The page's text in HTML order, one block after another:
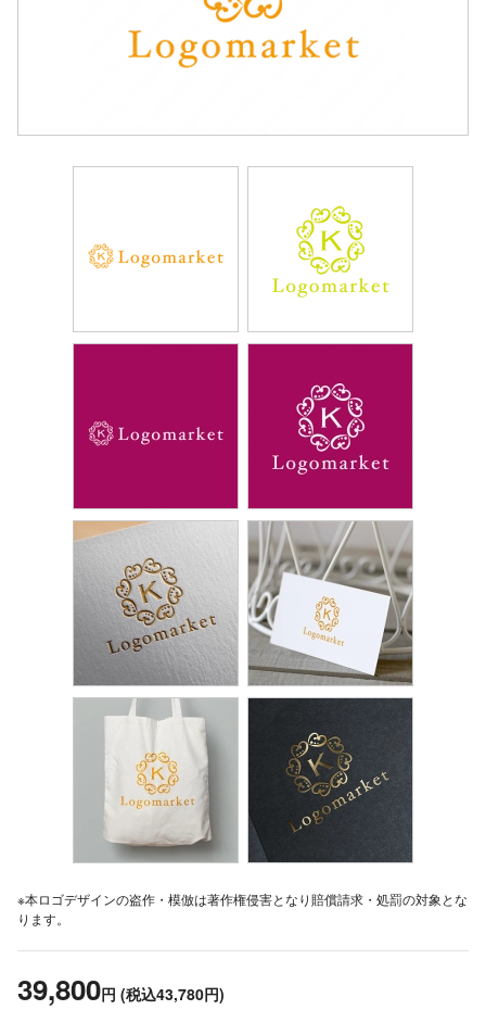
※本ロゴデザインの盗作・模倣は著作権侵害となり賠償請求・処罰の対象とな
ります。
39,800円 (税込43,780円)